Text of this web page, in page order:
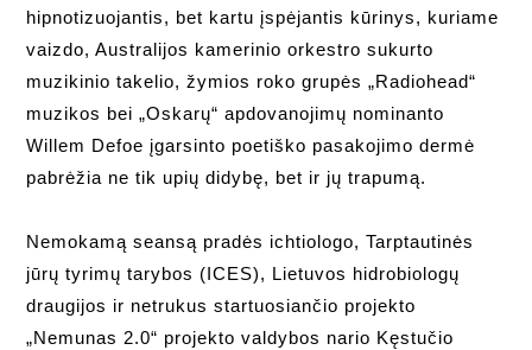
hipnotizuojantis, bet kartu įspėjantis kūrinys, kuriame
vaizdo, Australijos kamerinio orkestro sukurto
muzikinio takelio, žymios roko grupės „Radiohead“
muzikos bei „Oskarų“ apdovanojimų nominanto
Willem Defoe įgarsinto poetiško pasakojimo dermė
pabrėžia ne tik upių didybę, bet ir jų trapumą.
Nemokamą seansą pradės ichtiologo, Tarptautinės
jūrų tyrimų tarybos (ICES), Lietuvos hidrobiologų
draugijos ir netrukus startuosiančio projekto
„Nemunas 2.0“ projekto valdybos nario Kęstučio